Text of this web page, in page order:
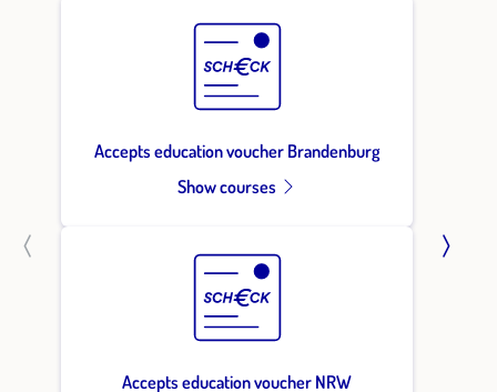
Accepts education voucher Brandenburg
Show courses
Accepts education voucher NRW